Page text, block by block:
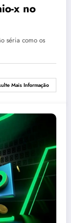
x no
séria como os
Mais Informação